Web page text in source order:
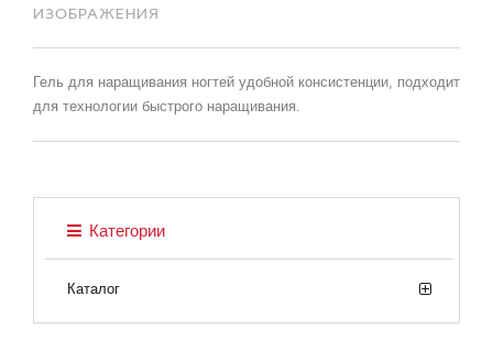
ИЗОБРАЖЕНИЯ
Гель для наращивания ногтей удобной консистенции, подходит
для технологии быстрого наращивания.
Категории
Каталог